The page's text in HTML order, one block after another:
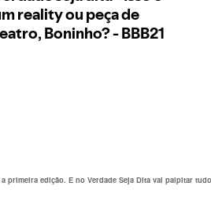
edição. E no Verdade Seja Dita vai palpitar